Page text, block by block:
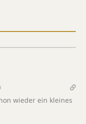
wieder ein kleines